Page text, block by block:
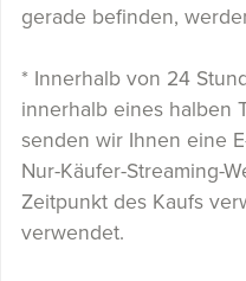
gerade befinden,
* Innerhalb von 24
innerhalb eines halben
senden wir Ihnen eine
Nur-Käufer-Streaming-
Zeitpunkt des Kaufs
verwendet.